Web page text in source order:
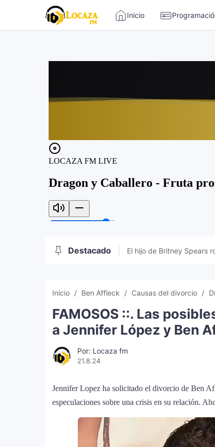
Inicio
Destacado
El hijo de Britney Spears
Inicio Ben Affleck Causas del divorcio
FAMOSOS ::. Las
a Jennifer López y Ben
Por: Locaza fm
21.8.24
Jennifer Lopez ha solicitado el divorcio de Ben
especulaciones sobre una crisis en su relación.